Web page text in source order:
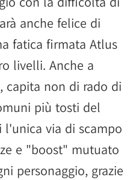
anche felice di
fatica firmata Atlus
livelli. Anche a
capita non di rado di
più tosti del
l'unica via di scampo
e "boost" mutuato
personaggio, grazie